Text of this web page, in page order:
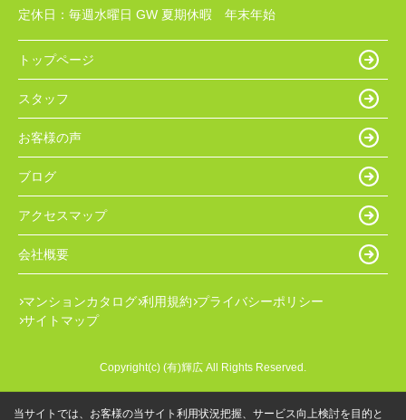
定休日： 毎週水曜日 GW 夏期休暇 年末年始
トップページ
スタッフ
お客様の声
ブログ
アクセスマップ
会社概要
マンションカタログ 利用規約 プライバシーポリシー
サイトマップ
Copyright(c) (有)輝広 All Rights Reserved.
当サイトでは、お客様の当サイト利用状況把握、サービス向上検討を目的と